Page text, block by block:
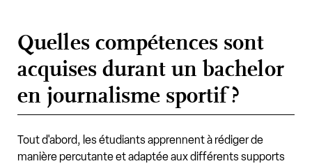
Quelles compétences sont
acquises durant un bachelor
en journalisme sportif ?
Tout d'abord, les étudiants apprennent à rédiger de
manière percutante et adaptée aux différents supports